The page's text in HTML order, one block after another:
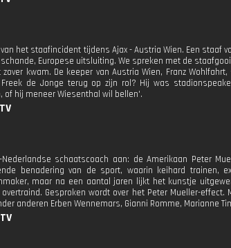
het staafincident tijdens Ajax - Austria Wien. Een staaf
Europese uitsluiting. We spreken met de
kwam. De keeper van Austria Wien, Franz
de Jonge terug op zijn rol? Hij was
of hij meneer Wiesenthal wil bellen'.
schaatscoach aan: de Amerikaan Peter
benadering van de sport, waarin keihard trainen,
maar na een aantal jaren lijkt het kunstje
Gesproken wordt over het Peter Mueller-effect.
anderen Erben Wennemars, Gianni Romme, Marianne